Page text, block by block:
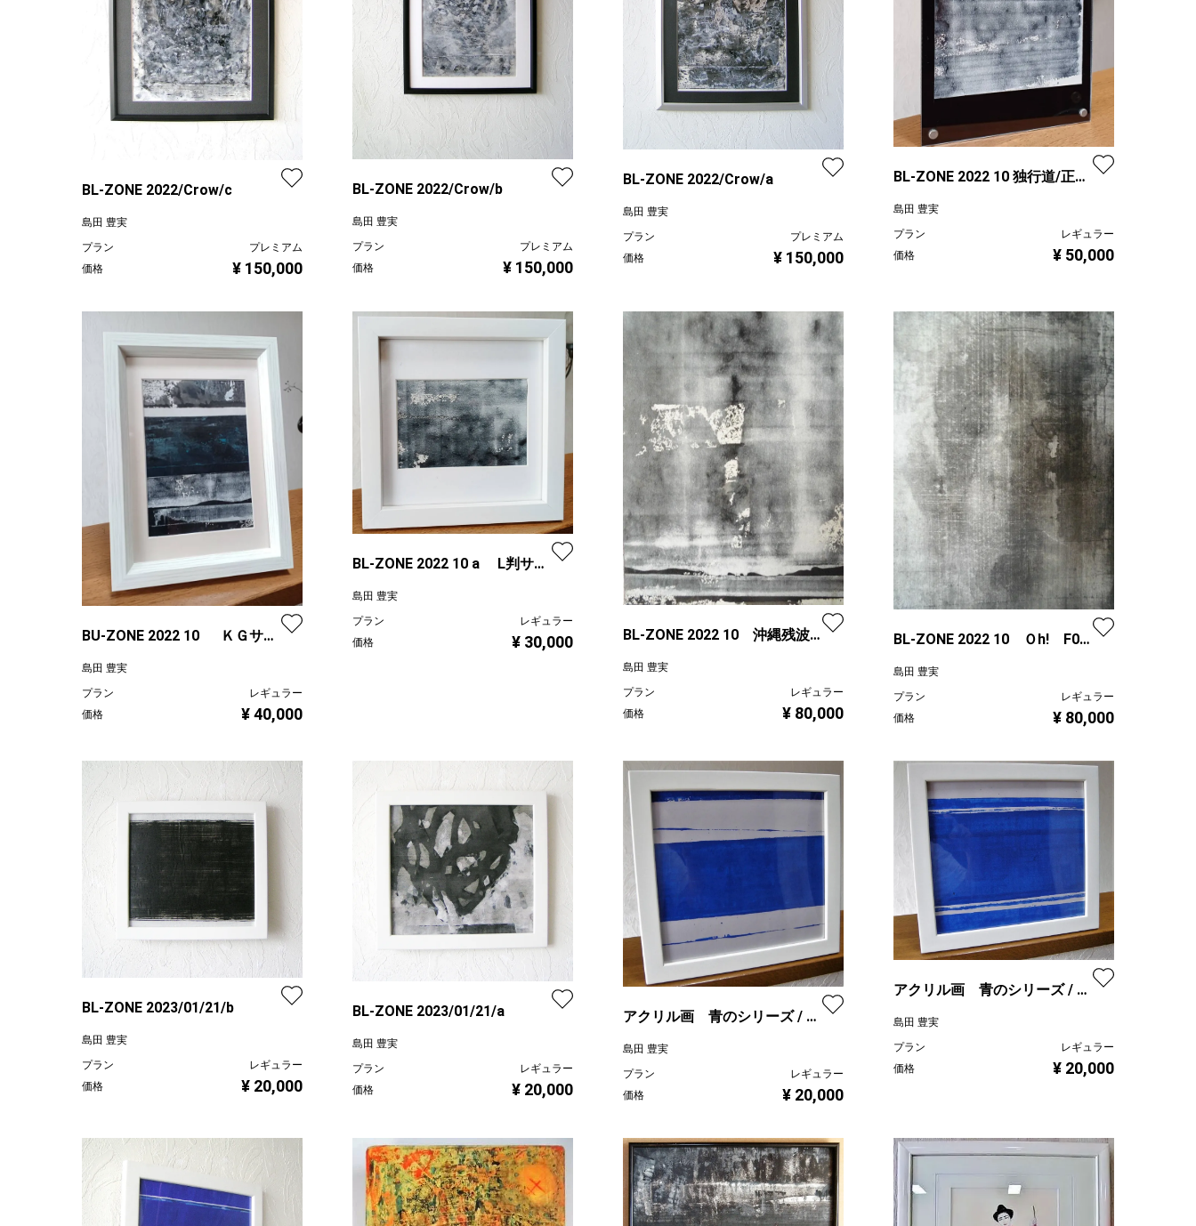
BL-ZONE 2022/Crow/c
島田 豊実
プラン
プレミアム
価格
¥ 150,000
BL-ZONE 2022/Crow/b
島田 豊実
プラン
プレミアム
価格
¥ 150,000
BL-ZONE 2022/Crow/a
島田 豊実
プラン
プレミアム
価格
¥ 150,000
BL-ZONE 2022 10 独行道/正方
島田 豊実
プラン
レギュラー
価格
¥ 50,000
BU-ZONE 2022 10 ＫＧサイ
島田 豊実
プラン
レギュラー
価格
¥ 40,000
BL-ZONE 2022 10 a L判サイ
島田 豊実
プラン
レギュラー
価格
¥ 30,000
BL-ZONE 2022 10 沖縄残波
島田 豊実
プラン
レギュラー
価格
¥ 80,000
BL-ZONE 2022 10 Ｏh! F0
島田 豊実
プラン
レギュラー
価格
¥ 80,000
BL-ZONE 2023/01/21/b
島田 豊実
プラン
レギュラー
価格
¥ 20,000
BL-ZONE 2023/01/21/a
島田 豊実
プラン
レギュラー
価格
¥ 20,000
アクリル画 青のシリーズ / ノ
島田 豊実
プラン
レギュラー
価格
¥ 20,000
アクリル画 青のシリーズ / ノ
島田 豊実
プラン
レギュラー
価格
¥ 20,000